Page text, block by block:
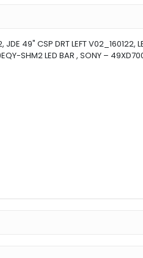
49" CSP DRT LEFT V02_160122,
SHM2 LED BAR , SONY –